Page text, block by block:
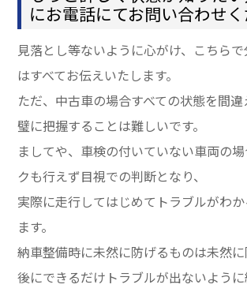
にお電話にてお問い合わせく
見落とし等ないように心がけ、こちら
はすべてお伝えいたします。
ただ、中古車の場合すべての状態を間
璧に把握することは難しいです。
ましてや、車検の付いていない車両の
クも行えず目視での判断となり、
実際に走行してはじめてトラブルがわ
ます。
納車整備時に未然に防げるものは未然
後にできるだけトラブルが出ないよう